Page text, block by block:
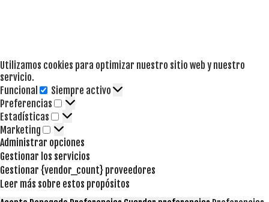
Utilizamos cookies para optimizar nuestro sitio web y nuestro
servicio.
Funcional
Funcional
Siempre activo
Preferencias
Preferencias
Estadísticas Estadísticas
Marketing Marketing
Administrar opciones
Gestionar los servicios
Gestionar {vendor_count} proveedores
Leer más sobre estos propósitos